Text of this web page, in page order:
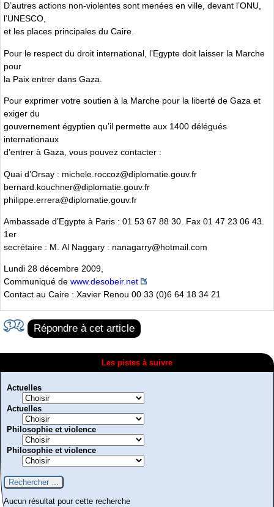
D’autres actions non-violentes sont menées en ville, devant l’ONU,
l’UNESCO,
et les places principales du Caire.
Pour le respect du droit international, l’Egypte doit laisser la Marche
pour
la Paix entrer dans Gaza.
Pour exprimer votre soutien à la Marche pour la liberté de Gaza et
exiger du
gouvernement égyptien qu’il permette aux 1400 délégués
internationaux
d’entrer à Gaza, vous pouvez contacter :
Quai d’Orsay : michele.roccoz@diplomatie.gouv.fr
bernard.kouchner@diplomatie.gouv.fr
philippe.errera@diplomatie.gouv.fr
Ambassade d’Egypte à Paris : 01 53 67 88 30. Fax 01 47 23 06 43.
1er
secrétaire : M. Al Naggary : nanagarry@hotmail.com
Lundi 28 décembre 2009,
Communiqué de www.desobeir.net
Contact au Caire : Xavier Renou 00 33 (0)6 64 18 34 21
Répondre à cet article
Les pistes à suivre
Actuelles
Actuelles
Philosophie et violence
Philosophie et violence
Aucun résultat pour cette recherche